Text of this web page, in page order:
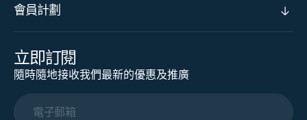
會員計劃
立即訂閱
隨時隨地接收我們最新的優惠及推廣
電子郵箱